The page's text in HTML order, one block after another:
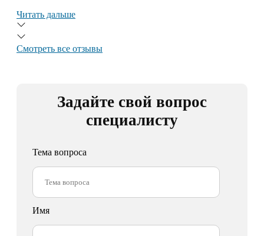
Читать дальше
Смотреть все отзывы
Задайте свой вопрос
специалисту
Тема вопроса
Имя